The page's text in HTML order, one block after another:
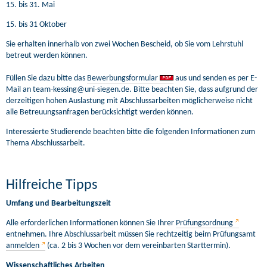
15. bis 31. Mai
15. bis 31 Oktober
Sie erhalten innerhalb von zwei Wochen Bescheid, ob Sie vom Lehrstuhl
betreut werden können.
Füllen Sie dazu bitte das Bewerbungsformular
aus und senden es per E-
Mail an team-kessing@uni-siegen.de. Bitte beachten Sie, dass aufgrund der
derzeitigen hohen Auslastung mit Abschlussarbeiten möglicherweise nicht
alle Betreuungsanfragen berücksichtigt werden können.
Interessierte Studierende beachten bitte die folgenden Informationen zum
Thema Abschlussarbeit.
Hilfreiche Tipps
Umfang und Bearbeitungszeit
Alle erforderlichen Informationen können Sie Ihrer Prüfungsordnung
entnehmen. Ihre Abschlussarbeit müssen Sie rechtzeitig beim Prüfungsamt
anmelden
(ca. 2 bis 3 Wochen vor dem vereinbarten Starttermin).